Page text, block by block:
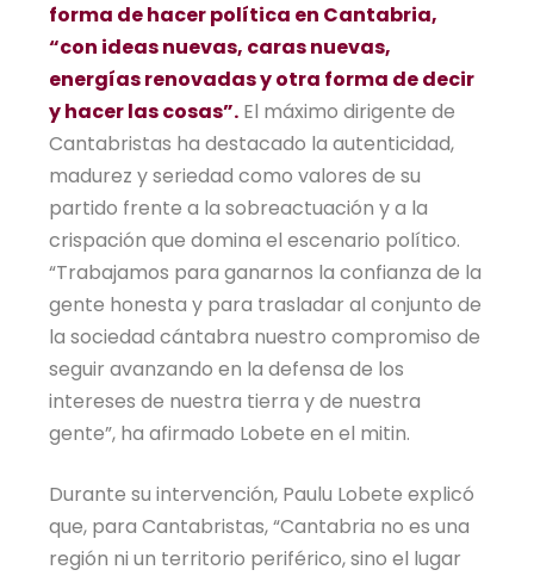
forma de hacer política en Cantabria,
“con ideas nuevas, caras nuevas,
energías renovadas y otra forma de decir
y hacer las cosas”. El máximo dirigente de
Cantabristas ha destacado la autenticidad,
madurez y seriedad como valores de su
partido frente a la sobreactuación y a la
crispación que domina el escenario político.
“Trabajamos para ganarnos la confianza de la
gente honesta y para trasladar al conjunto de
la sociedad cántabra nuestro compromiso de
seguir avanzando en la defensa de los
intereses de nuestra tierra y de nuestra
gente”, ha afirmado Lobete en el mitin.
Durante su intervención, Paulu Lobete explicó
que, para Cantabristas, “Cantabria no es una
región ni un territorio periférico, sino el lugar